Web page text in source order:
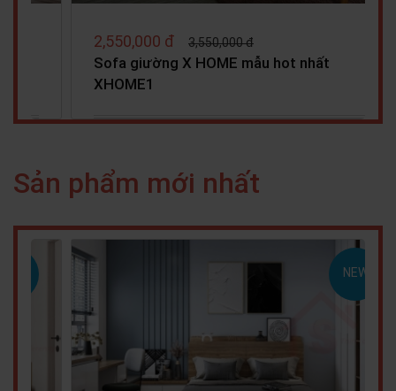
3,750,000 đ 3,980,000 đ
Sofa Mliving X HOME Ha Noi SF6801
Sản phẩm mới nhất
NEW